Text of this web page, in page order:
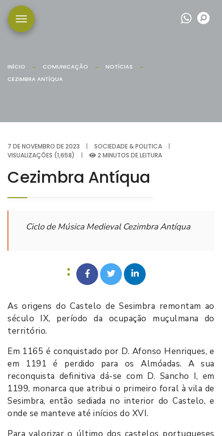
INÍCIO COMUNICAÇÃO
NOTÍCIAS
CEZIMBRA ANTÍQUA
7 DE NOVEMBRO DE 2023 | SOCIEDADE & POLITICA
|
VISUALIZAÇÕES (1,658)
| 2 MINUTOS DE LEITURA
Cezimbra Antíqua
Ciclo de Música Medieval Cezimbra Antíqua
As origens do Castelo de Sesimbra remontam ao
século IX, período da ocupação muçulmana do
território.
Em 1165 é conquistado por D. Afonso Henriques, e
em 1191 é perdido para os Almóadas. A sua
reconquista definitiva dá-se com D. Sancho I, em
1199, monarca que atribui o primeiro foral à vila de
Sesimbra, então sediada no interior do Castelo, e
onde se manteve até inícios do XVI.